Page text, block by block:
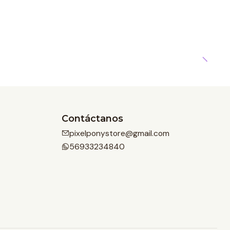
Contáctanos
pixelponystore@gmail.com
56933234840